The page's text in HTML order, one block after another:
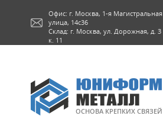
Офис: г. Москва, 1-я Магистральная
улица, 14с36
Склад: г. Москва, ул. Дорожная, д. 3
к. 11
ОСНОВА КРЕПКИХ СВЯЗЕЙ